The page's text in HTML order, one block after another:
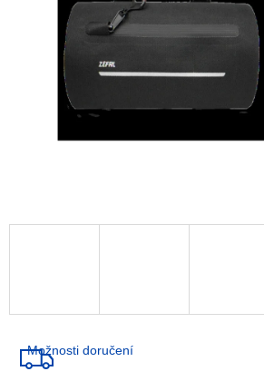
Možnosti doručení